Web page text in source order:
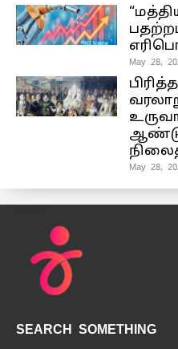
May 28,
May 28,
SEARCH SOMETHING